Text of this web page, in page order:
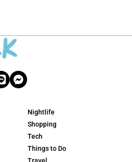
Nightlife
Shopping
Tech
Things to Do